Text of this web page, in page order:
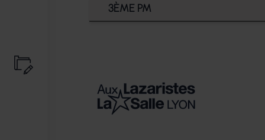
NIVEAU 2NDE
https://
Les dossiers pourront être
3ÈME PM
Les dossiers pourront être
https://